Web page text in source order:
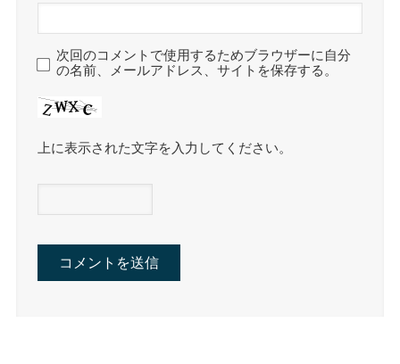
次回のコメントで使用するためブラウザーに自分
の名前、メールアドレス、サイトを保存する。
上に表示された文字を入力してください。